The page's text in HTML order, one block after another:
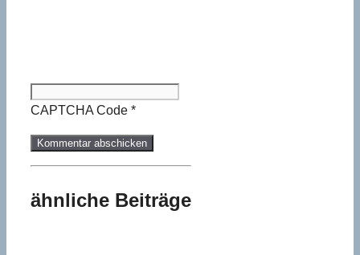
CAPTCHA Code *
ähnliche Beiträge